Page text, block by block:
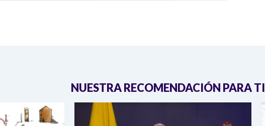
NUESTRA RECOMENDACIÓN PARA TI